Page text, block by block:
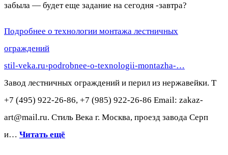
забыла — будет еще задание на сегодня -завтра?
Подробнее о технологии монтажа лестничных
ограждений
stil-veka.ru›podrobnee-o-texnologii-montazha-…
Завод лестничных ограждений и перил из нержавейки. T
+7 (495) 922-26-86, +7 (985) 922-26-86 Email: zakaz-
art@mail.ru. Стиль Века г. Москва, проезд завода Серп
и… Читать ещё